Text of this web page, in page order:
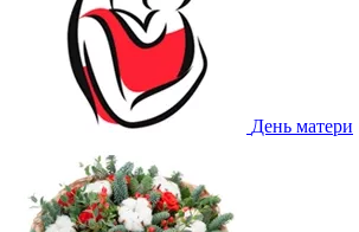
День матери